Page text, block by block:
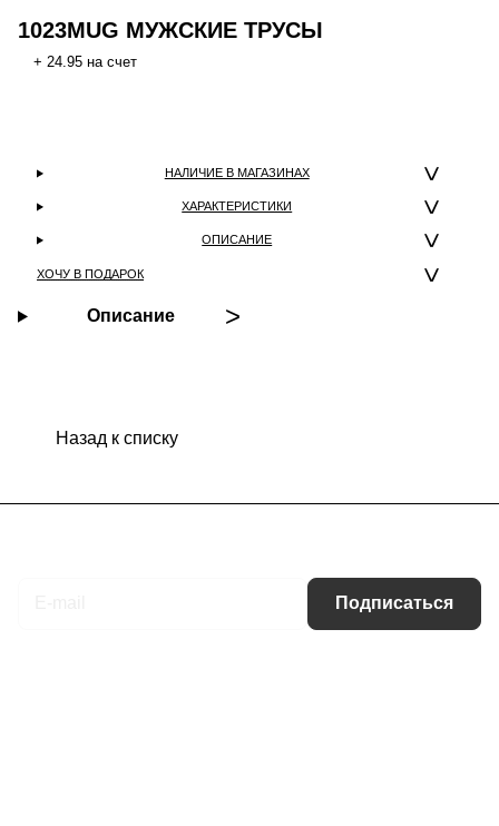
1023MUG МУЖСКИЕ ТРУСЫ
+ 24.95 на счет
НАЛИЧИЕ В МАГАЗИНАХ
ХАРАКТЕРИСТИКИ
ОПИСАНИЕ
ХОЧУ В ПОДАРОК
Описание
Назад к списку
Подписаться